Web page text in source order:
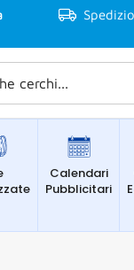
Calendari
Pubblicitari